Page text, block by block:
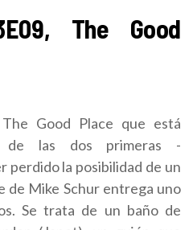
The Good
Good Place que está
de las dos primeras -
perdido la posibilidad de un
de Mike Schur entrega uno
Se trata de un baño de